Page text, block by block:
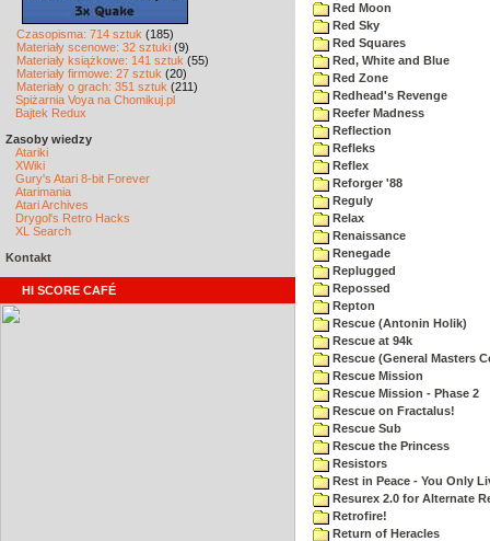
Czasopisma: 714 sztuk (185)
Materiały scenowe: 32 sztuki (9)
Materiały książkowe: 141 sztuk (55)
Materiały firmowe: 27 sztuk (20)
Materiały o grach: 351 sztuk (211)
Spiżarnia Voya na Chomikuj.pl
Bajtek Redux
Zasoby wiedzy
Atariki
XWiki
Gury's Atari 8-bit Forever
Atarimania
Atari Archives
Drygol's Retro Hacks
XL Search
Kontakt
HI SCORE CAFÉ
Red Moon
Red Sky
Red Squares
Red, White and Blue
Red Zone
Redhead's Revenge
Reefer Madness
Reflection
Refleks
Reflex
Reforger '88
Reguly
Relax
Renaissance
Renegade
Replugged
Repossed
Repton
Rescue (Antonin Holik)
Rescue at 94k
Rescue (General Masters
Rescue Mission
Rescue Mission - Phase 2
Rescue on Fractalus!
Rescue Sub
Rescue the Princess
Resistors
Rest in Peace - You Only
Resurex 2.0 for Alternate
Retrofire!
Return of Heracles